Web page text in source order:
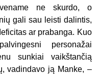
ne skurdo, o
gali sau leisti dalintis,
ar prabanga. Kuo
personažai
sunkiai vaikštančią
vadindavo ją Manke, –